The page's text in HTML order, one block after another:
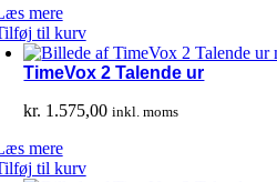
mere
til kurv
TimeVox 2 Talende ur
kr. 1.575,00 inkl. moms
mere
til kurv